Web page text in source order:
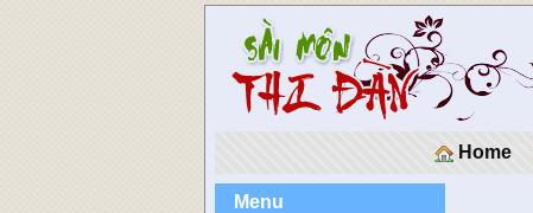
Home
Menu